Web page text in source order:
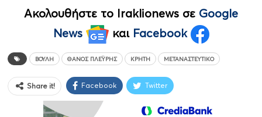
Ακολουθήστε το Iraklionews σε Google
News
και Facebook
ΒΟΥΛΉ ΘΆΝΟΣ ΠΛΈΥΡΗΣ ΚΡΉΤΗ ΜΕΤΑΝΑΣΤΕΥΤΙΚΌ
Share it! Facebook Twitter